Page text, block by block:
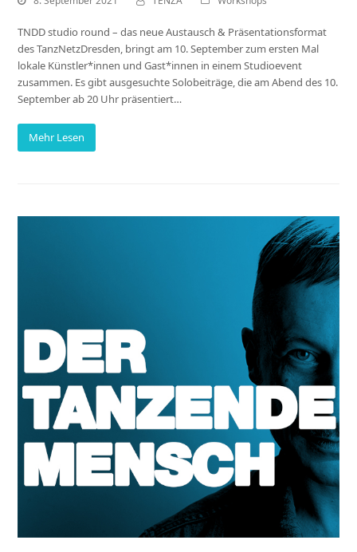
TNDD studio round – das neue Austausch & Präsentationsformat
des TanzNetzDresden, bringt am 10. September zum ersten Mal
lokale Künstler*innen und Gast*innen in einem Studioevent
zusammen. Es gibt ausgesuchte Solobeiträge, die am Abend des 10.
September ab 20 Uhr präsentiert…
Mehr Lesen